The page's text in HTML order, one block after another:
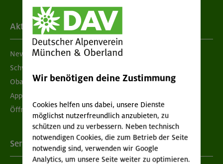
Aktuelles
Newsletter
Schwarzes Brett
Obacht geben!
App "Mein DAV+"
Öffnungszeiten
Services
Wir benötigen deine Zustimmung
Cookies helfen uns dabei, unsere Dienste
möglichst nutzerfreundlich anzubieten, zu
schützen und zu verbessern. Neben technisch
notwendigen Cookies, die zum Betrieb der Seite
notwendig sind, verwenden wir Google
Analytics, um unsere Seite weiter zu optimieren.